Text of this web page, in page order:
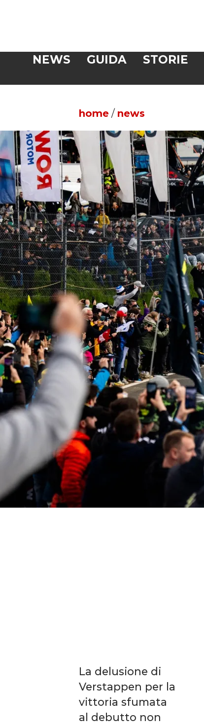
NEWS GUIDA STORIE
home / news
La delusione di
Verstappen per la
vittoria sfumata
al debutto non